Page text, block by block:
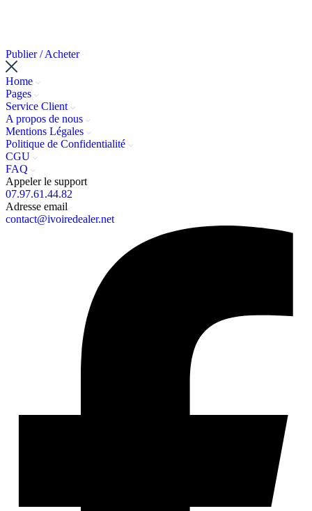
Publier / Acheter
Home
Pages
Service Client
A propos de nous
Mentions Légales
Politique de Confidentialité
CGU
FAQ
Appeler le support
07.97.61.44.82
Adresse email
contact@ivoiredealer.net